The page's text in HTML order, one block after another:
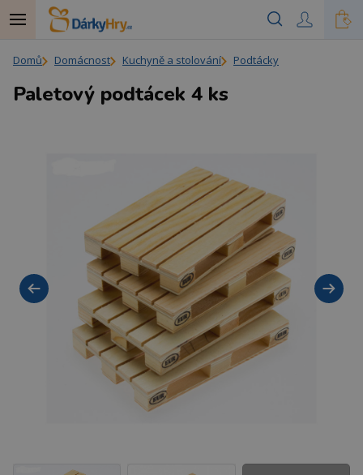
Domů Domácnost Kuchyně a stolování Podtácky
Paletový podtácek 4 ks